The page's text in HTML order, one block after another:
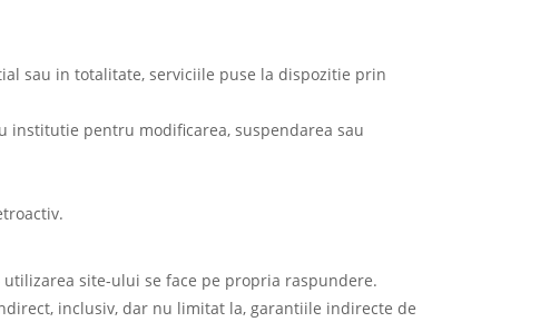
sau in totalitate, serviciile puse la dispozitie prin
institutie pentru modificarea, suspendarea sau
site-ului se face pe propria raspundere.
inclusiv, dar nu limitat la, garantiile indirecte de